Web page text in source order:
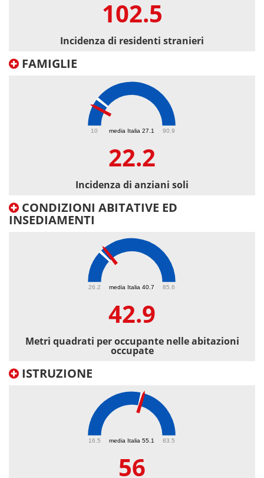
102.5
Incidenza di residenti stranieri
FAMIGLIE
media Italia 27.1
10 90.9
22.2
Incidenza di anziani soli
CONDIZIONI ABITATIVE ED
INSEDIAMENTI
media Italia 40.7
26.2 85.6
42.9
Metri quadrati per occupante nelle abitazioni
occupate
ISTRUZIONE
media Italia 55.1
16.5 83.5
56